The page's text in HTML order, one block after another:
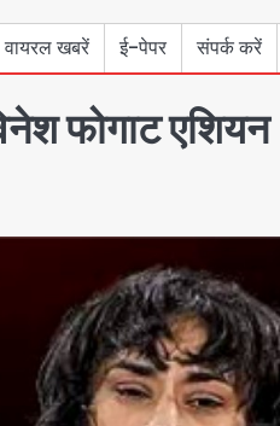
वायरल खबरें ई-पेपर संपर्क करें
फोगाट एशियन